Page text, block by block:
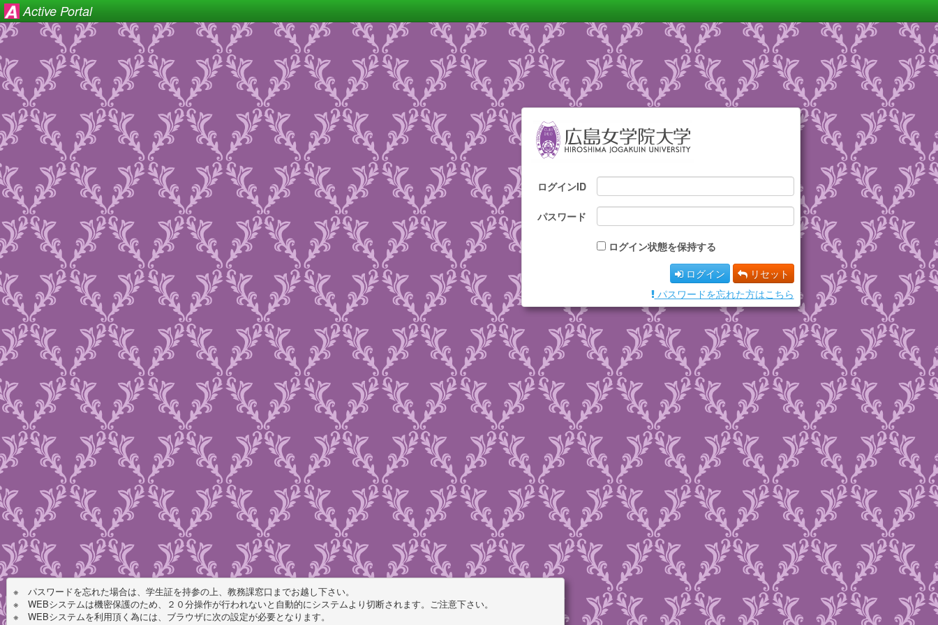
Active Portal
ログインID
パスワード
ログイン状態を保持する
ログイン
リセット
パスワードを忘れた方はこちら
※　パスワードを忘れた場合は、学生証を持参の上、教務課窓口までお越し下さい。
※　WEBシステムは機密保護のため、２０分操作が行われないと自動的にシステムより切断されます。ご注意下さい。
※　WEBシステムを利用頂く為には、ブラウザに次の設定が必要となります。